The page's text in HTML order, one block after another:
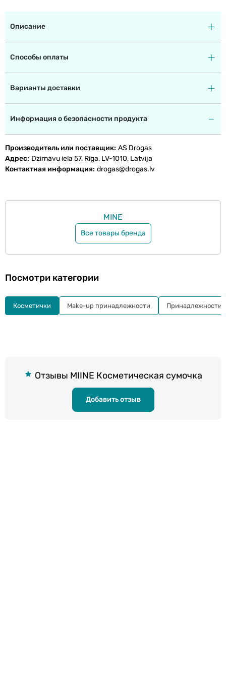
Описание
Способы оплаты
Варианты доставки
Информация о безопасности продукта
Производитель или поставщик AS Drogas
Адрес Dzirnavu iela 57, Rīga, LV-1010, Latvija
Контактная информация drogas@drogas.lv
MINE
Все товары бренда
Отзывы MIINE Косметическая сумочка
Добавить отзыв
Посмотри категории
Косметички Make-up принадлежности Принадлежности